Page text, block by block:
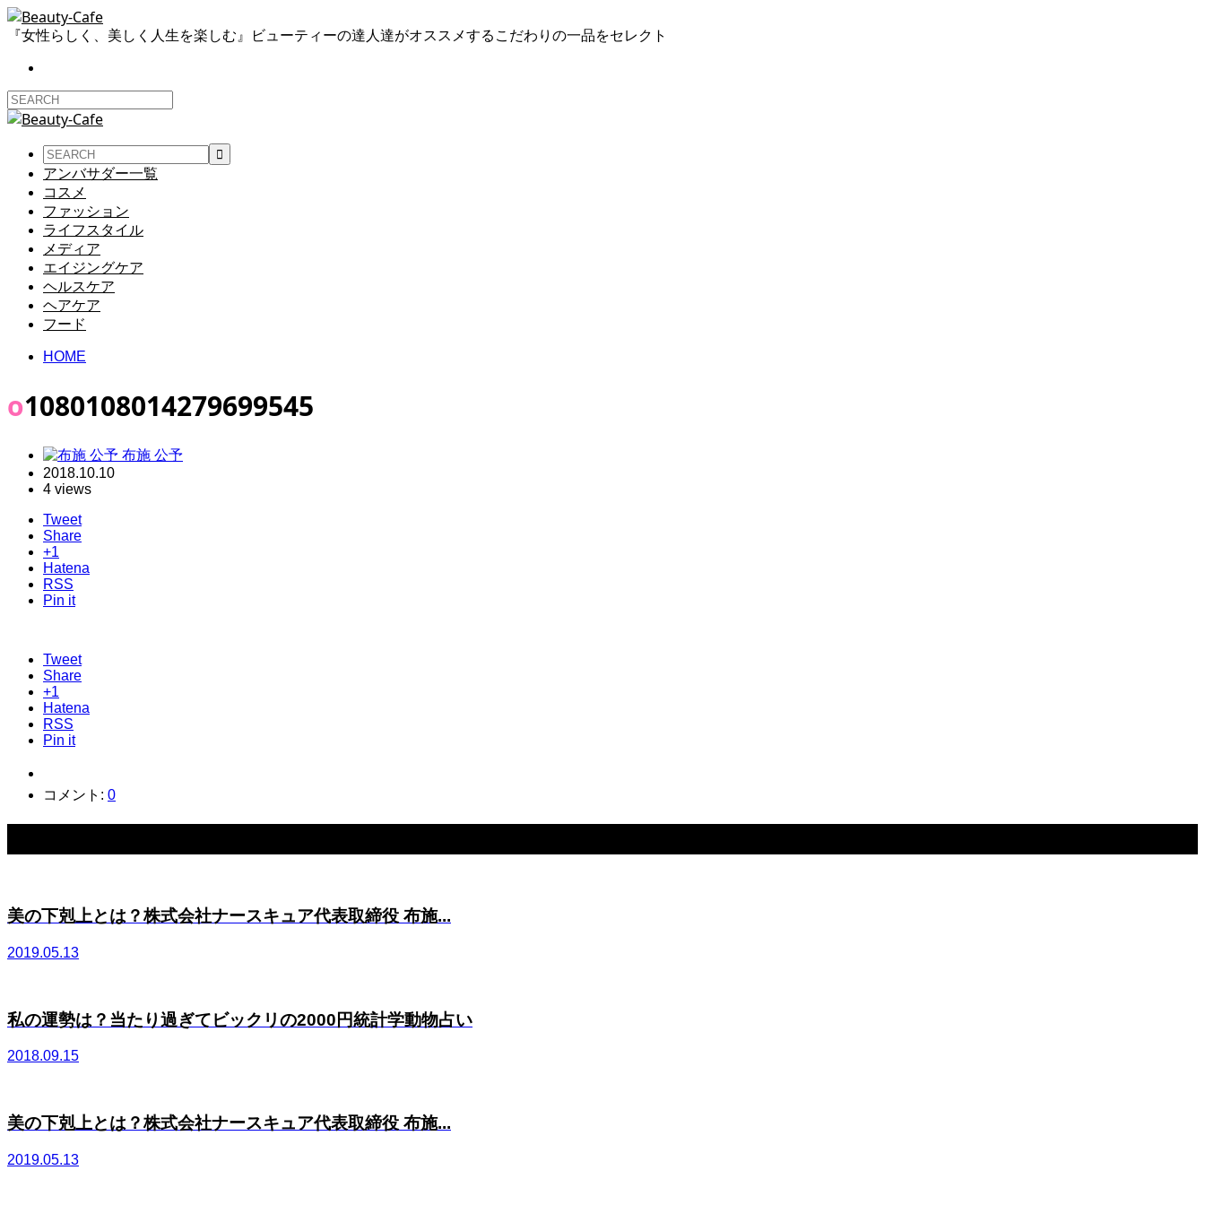
『女性らしく、美しく人生を楽しむ』ビューティーの達人達がオススメするこだわりの一品をセレクト
アンバサダー一覧
コスメ
ファッション
ライフスタイル
メディア
エイジングケア
ヘルスケア
ヘアケア
フード
HOME
o1080108014279699545
布施 公予
2018.10.10
4 views
Tweet
Share
+1
Hatena
RSS
Pin it
Tweet
Share
+1
Hatena
RSS
Pin it
コメント: 0
美の下剋上とは？株式会社ナースキュア代表取締役 布施...
2019.05.13
私の運勢は？当たり過ぎてビックリの2000円統計学動物占い
2018.09.15
美の下剋上とは？株式会社ナースキュア代表取締役 布施...
2019.05.13